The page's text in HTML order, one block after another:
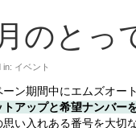
のとっ
in: イベント
ーン期間中にエムズオー
トアップと希望ナンバー
思い入れある番号を大切